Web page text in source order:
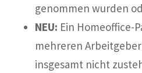
genommen wurden
NEU: Ein Homeoffice-
mehreren
insgesamt nicht